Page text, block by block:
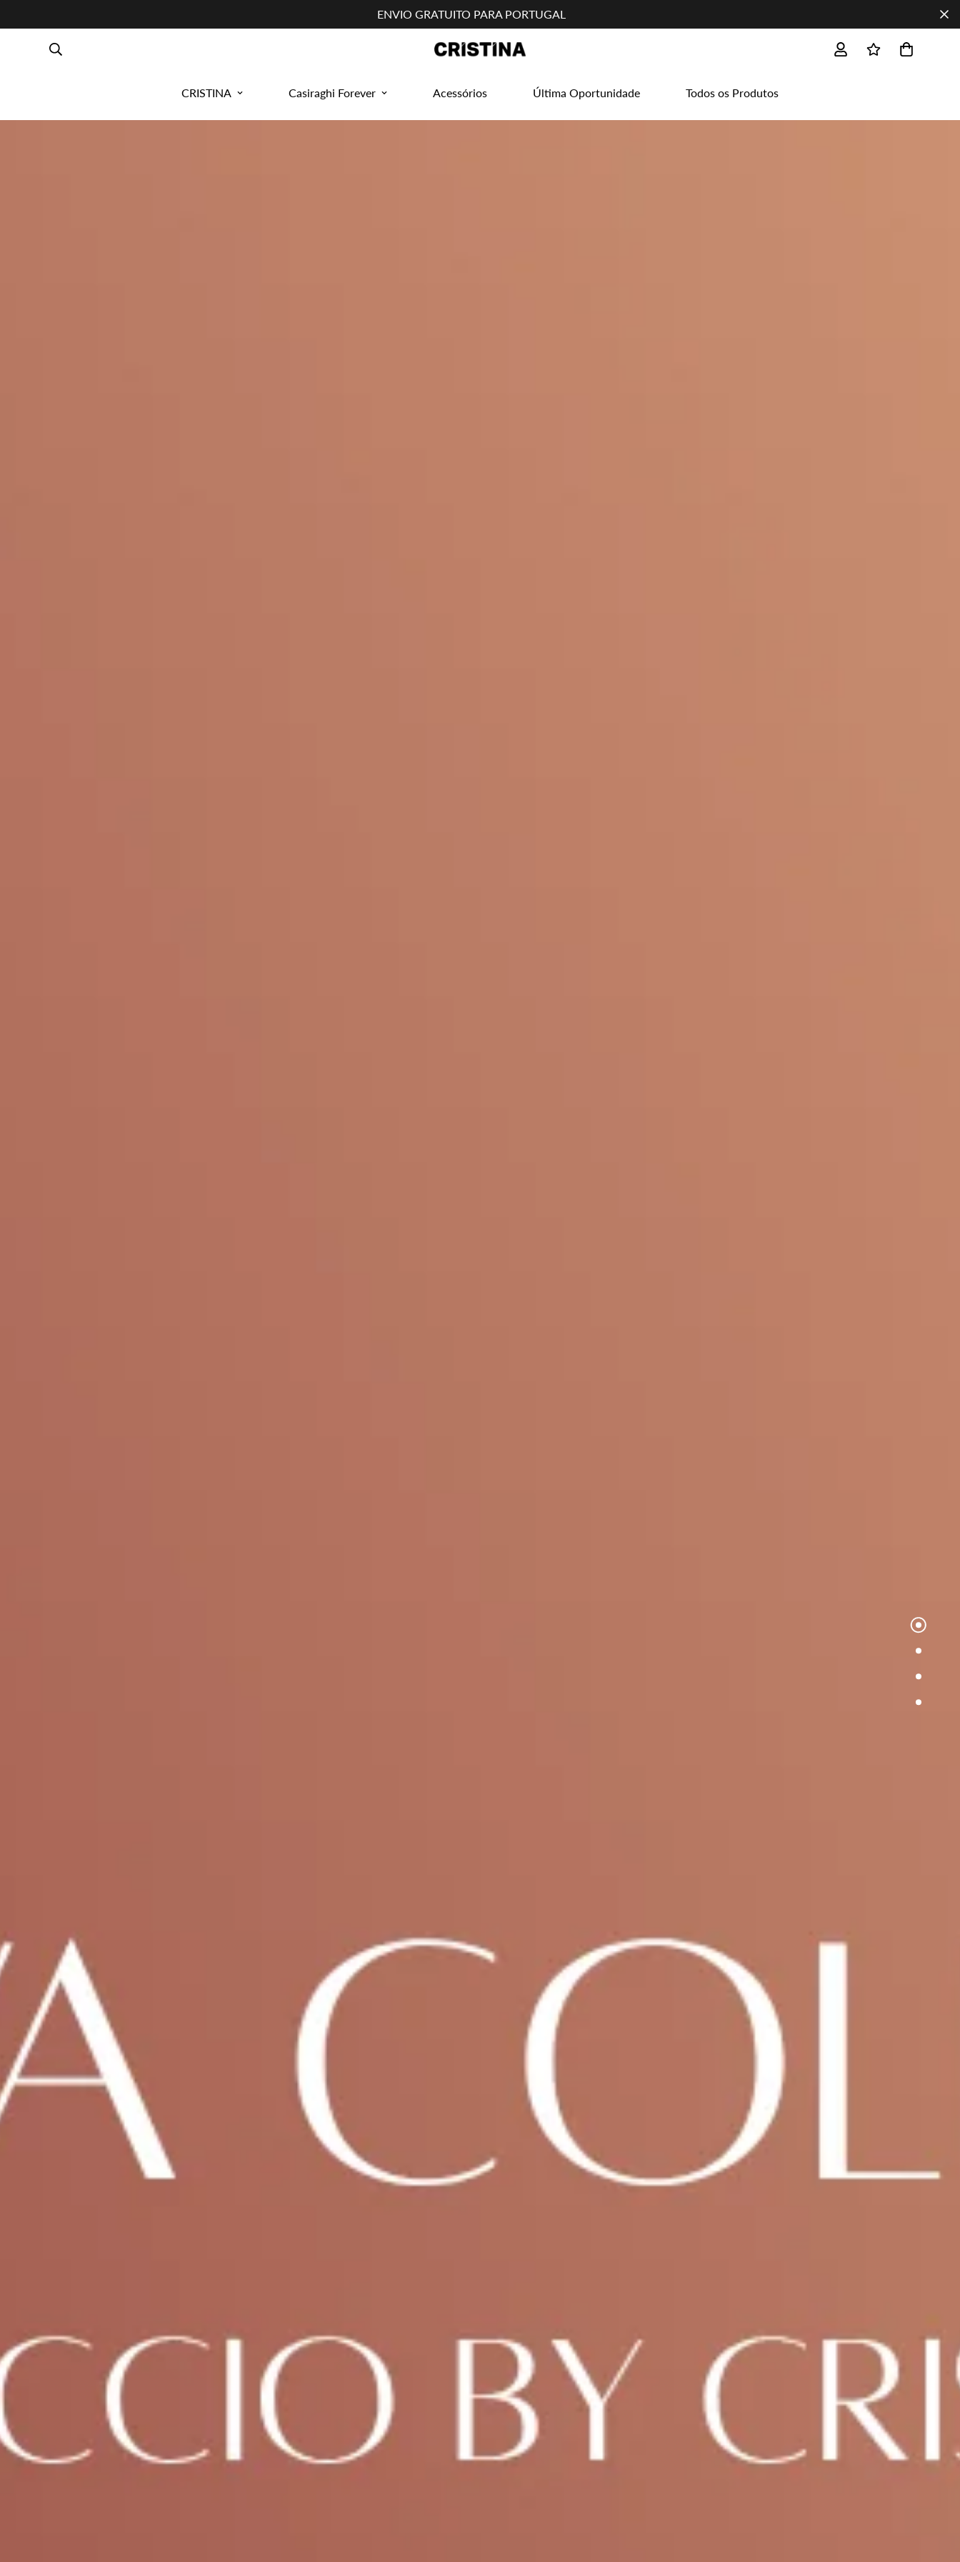
ENVIO GRATUITO PARA PORTUGAL
CRISTINA Casiraghi Forever Acessórios Última Oportunidade Todos os Produtos